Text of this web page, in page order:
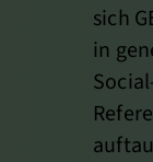
sich
in